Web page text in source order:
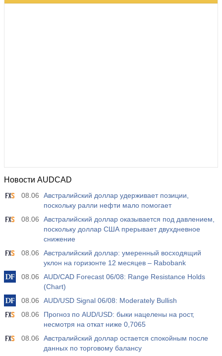
Новости AUDCAD
08.06
Австралийский доллар удерживает позиции,
поскольку ралли нефти мало помогает
08.06
Австралийский доллар оказывается под давлением,
поскольку доллар США прерывает двухдневное
снижение
08.06
Австралийский доллар: умеренный восходящий
уклон на горизонте 12 месяцев – Rabobank
08.06
AUD/CAD Forecast 06/08: Range Resistance Holds
(Chart)
08.06
AUD/USD Signal 06/08: Moderately Bullish
08.06
Прогноз по AUD/USD: быки нацелены на рост,
несмотря на откат ниже 0,7065
08.06
Австралийский доллар остается спокойным после
данных по торговому балансу